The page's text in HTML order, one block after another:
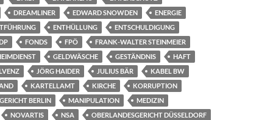
DREAMLINER EDWARD SNOWDEN
ENERGIE
ENTHÜLLUNG
ENTSCHULDIGUNG
FONDS FPÖ
FRANK-WALTER STEINMEIER
GELDWÄSCHE GESTÄNDNIS
HAFT
JÖRG HAIDER JULIUS BÄR
KABEL BW
KARTELLAMT KIRCHE
KORRUPTION
BERLIN MANIPULATION
MEDIZIN
NOVARTIS NSA
OBERLANDESGERICHT DÜSSELDORF